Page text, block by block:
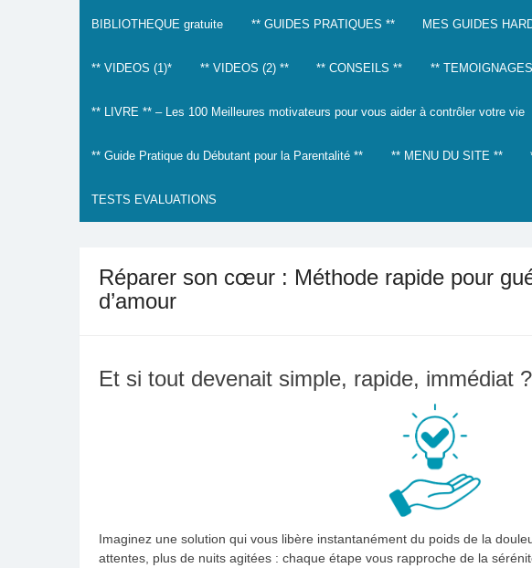
BIBLIOTHEQUE gratuite ** GUIDES PRATIQUES ** MES GUIDES
** VIDEOS (1)* ** VIDEOS (2) ** ** CONSEILS ** **
** LIVRE ** – Les 100 Meilleures motivateurs pour vous aider à contrôler votre vie
** Guide Pratique du Débutant pour la Parentalité ** ** MENU DU SITE **
TESTS EVALUATIONS
Réparer son cœur : Méthode rapide pour
d’amour
Et si tout devenait simple, rapide, immédiat ?
Imaginez une solution qui vous libère instantanément du poids de la
attentes, plus de nuits agitées : chaque étape vous rapproche de la